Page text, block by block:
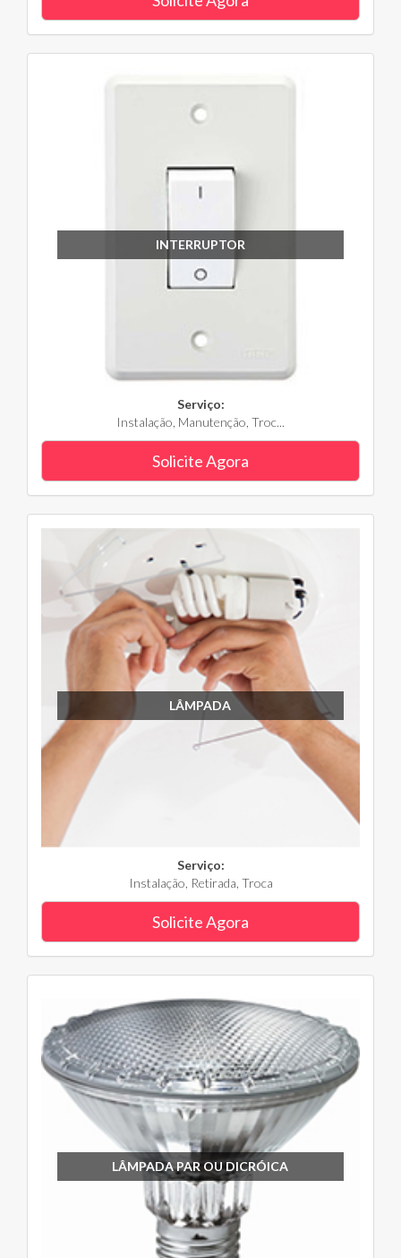
INTERRUPTOR
Serviço:
Instalação, Manutenção, Troc...
Solicite Agora
LÂMPADA
Serviço:
Instalação, Retirada, Troca
Solicite Agora
LÂMPADA PAR OU DICRÓICA